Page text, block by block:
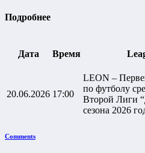
Подробнее
Дата Время
20.06.2026 17:00
LEON –
по футболу
Второй Лиги
сезона 2026
Comments